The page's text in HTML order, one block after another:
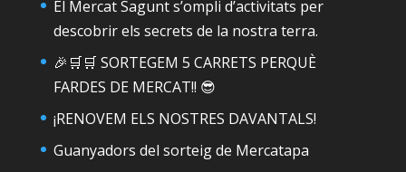
El Mercat Sagunt s’ompli d’activitats per
descobrir els secrets de la nostra terra.
🎉🛒🛒 SORTEGEM 5 CARRETS PERQUÈ
FARDES DE MERCAT!! 😎
¡RENOVEM ELS NOSTRES DAVANTALS!
Guanyadors del sorteig de Mercatapa